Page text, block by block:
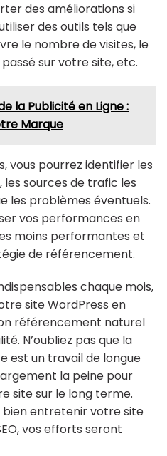
des améliorations si
des outils tels que
le nombre de visites, le
sur votre site, etc.
la Publicité en Ligne :
Marque
vous pourrez identifier les
les sources de trafic les
les problèmes éventuels.
vos performances en
moins performantes et
de référencement.
chaque mois,
site WordPress en
référencement naturel
N’oubliez pas que la
est un travail de longue
la peine pour
site sur le long terme.
entretenir votre site
vos efforts seront